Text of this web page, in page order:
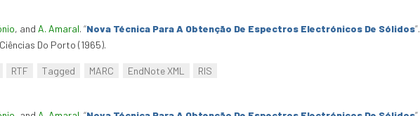
, and A. Amaral. “Nova Técnica Para A Obtenção De Espectros Electrónicos De Sólidos”.
Do Porto (1965).
RTF Tagged MARC EndNote XML RIS